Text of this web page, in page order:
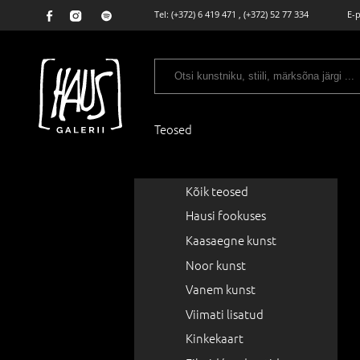
Tel: (+372) 6 419 471 , (+372) 52 77 334 E-
Teosed
Kõik teosed
Hausi fookuses
Kaasaegne kunst
Noor kunst
Vanem kunst
Viimati lisatud
Kinkekaart